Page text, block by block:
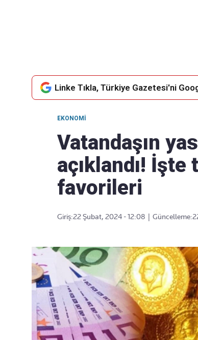
Linke Tıkla, Türkiye Gazetesi'ni
EKONOMI
Vatandaşın
açıklandı!
favorileri
Giriş:22 Şubat, 2024 - 12:08 Güncelleme: